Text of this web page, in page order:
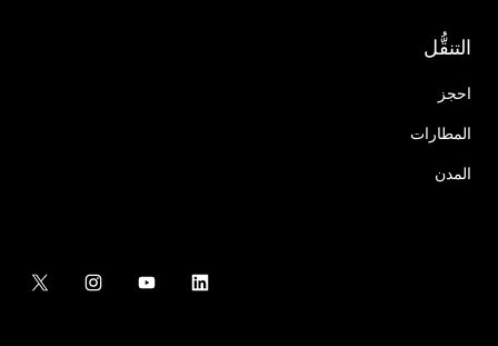
التنقُّل
احجز
المطارات
المدن